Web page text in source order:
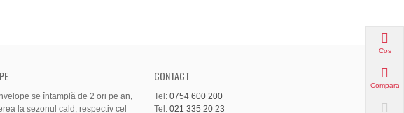
se întamplă de 2 ori pe an,
la sezonul cald, respectiv cel
CONTACT
Tel: 0754 600 200
Tel: 021 335 20 23
Cos
Compara